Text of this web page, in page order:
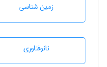
زمين شناسی
نانوفناوری